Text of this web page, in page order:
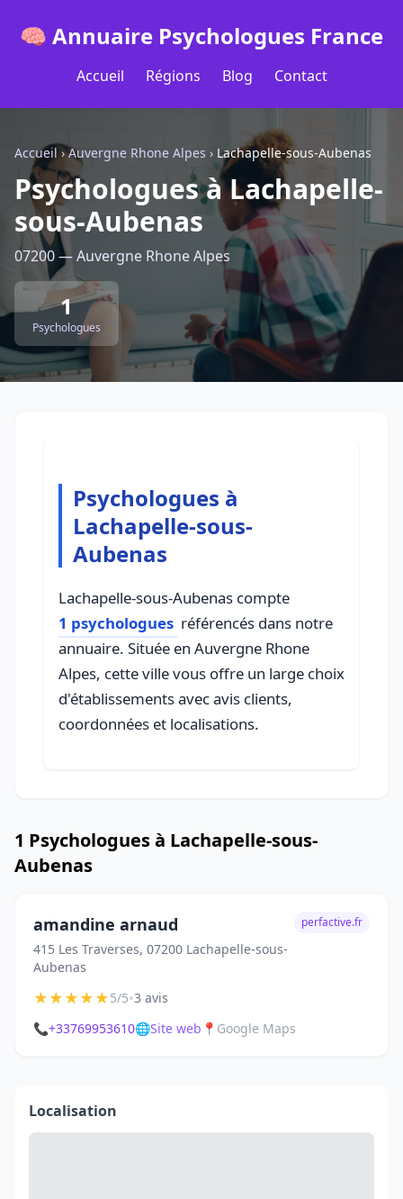
🧠 Annuaire Psychologues France
Accueil Régions Blog Contact
Accueil ›Auvergne Rhone Alpes › Lachapelle-sous-Aubenas
Psychologues à Lachapelle-
sous-Aubenas
07200 — Auvergne Rhone Alpes
1
Psychologues
Psychologues à
Lachapelle-sous-
Aubenas
Lachapelle-sous-Aubenas compte
1 psychologues référencés dans notre
annuaire. Située en Auvergne Rhone
Alpes, cette ville vous offre un large choix
d'établissements avec avis clients,
coordonnées et localisations.
1 Psychologues à Lachapelle-sous-
Aubenas
amandine arnaud
415 Les Traverses, 07200 Lachapelle-sous-
Aubenas
perfactive.fr
★★★★★5/5•3 avis
📞+33769953610🌐Site web 📍 Google Maps
Localisation